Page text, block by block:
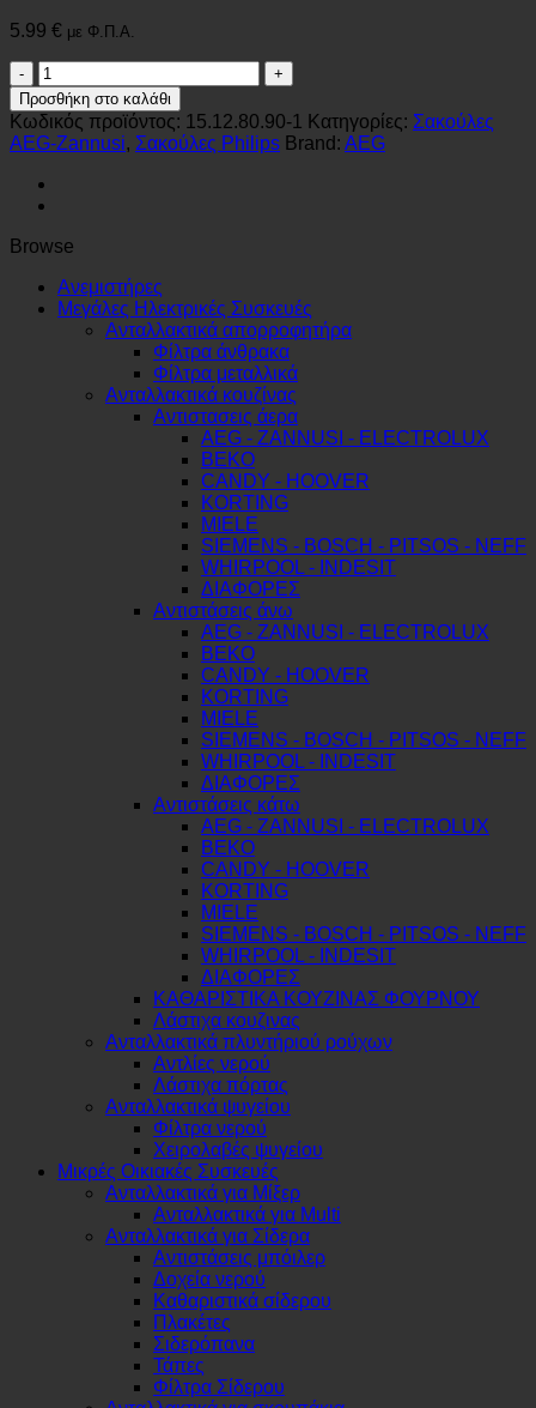
5.99 € με Φ.Π.Α.
Σακούλες
AEG
GR201
Σακούλες
Σκούπας
4τμχ
ORIGNAL
Προσθήκη στο καλάθι
Κωδικός προϊόντος: 15.12.80.90-1 Κατηγορίες: Σακούλες
AEG-Zannusi, Σακούλες Philips Brand: AEG
Browse
Ανεμιστήρες
Μεγάλες Ηλεκτρικές Συσκευές
Ανταλλακτικά απορροφητήρα
Φίλτρα άνθρακα
Φίλτρα μεταλλικά
Ανταλλακτικά κουζίνας
Αντιστασεις άερα
AEG - ZANNUSI - ELECTROLUX
BEKO
CANDY - HOOVER
KORTING
MIELE
SIEMENS - BOSCH - PITSOS - NEFF
WHIRPOOL - INDESIT
ΔΙΑΦΟΡΕΣ
Αντιστάσεις άνω
AEG - ZANNUSI - ELECTROLUX
BEKO
CANDY - HOOVER
KORTING
MIELE
SIEMENS - BOSCH - PITSOS - NEFF
WHIRPOOL - INDESIT
ΔΙΑΦΟΡΕΣ
Αντιστάσεις κάτω
AEG - ZANNUSI - ELECTROLUX
BEKO
CANDY - HOOVER
KORTING
MIELE
SIEMENS - BOSCH - PITSOS - NEFF
WHIRPOOL - INDESIT
ΔΙΑΦΟΡΕΣ
ΚΑΘΑΡΙΣΤΙΚΑ ΚΟΥΖΙΝΑΣ ΦΟΥΡΝΟΥ
Λάστιχα κουζινας
Ανταλλακτικά πλυντήριού ρούχων
Αντλίες νερού
Λάστιχα πόρτας
Ανταλλακτικά ψυγείου
Φίλτρα νερού
Χειρολαβές ψυγείου
Μικρές Οικιακές Συσκευές
Ανταλλακτικά για Μίξερ
Ανταλλακτικά για Multi
Ανταλλακτικά για Σίδερα
Αντιστάσεις μπόιλερ
Δοχεία νερού
Καθαριστικά σίδερου
Πλακέτες
Σιδερόπανα
Τάπες
Φίλτρα Σίδερου